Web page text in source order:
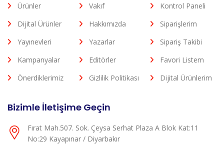
Ürünler
Dijital Ürünler
Yayınevleri
Kampanyalar
Önerdiklerimiz
Vakıf
Hakkımızda
Yazarlar
Editörler
Gizlilik Politikası
Kontrol Paneli
Siparişlerim
Sipariş Takibi
Favori Listem
Dijital Ürünlerim
Bizimle İletişime Geçin
Fırat Mah.507. Sok. Çeysa Serhat Plaza A Blok Kat:11
No:29 Kayapınar / Diyarbakır